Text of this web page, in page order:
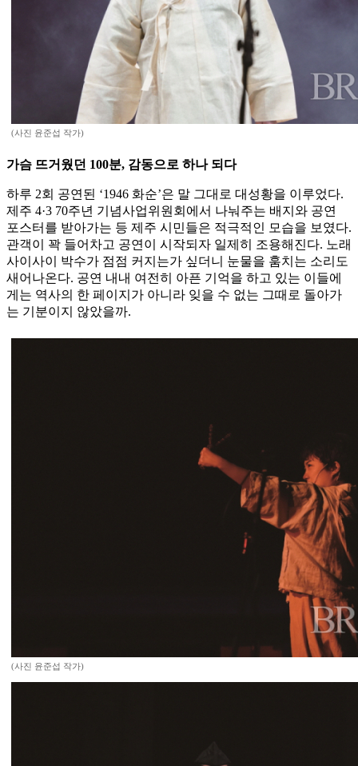
(사진 윤준섭 작가)
가슴 뜨거웠던 100분, 감동으로 하나 되다
하루 2회 공연된 ‘1946 화순’은 말 그대로 대성황을 이루었다.
제주 4·3 70주년 기념사업위원회에서 나눠주는 배지와 공연
포스터를 받아가는 등 제주 시민들은 적극적인 모습을 보였다.
관객이 꽉 들어차고 공연이 시작되자 일제히 조용해진다. 노래
사이사이 박수가 점점 커지는가 싶더니 눈물을 훔치는 소리도
새어나온다. 공연 내내 여전히 아픈 기억을 하고 있는 이들에
게는 역사의 한 페이지가 아니라 잊을 수 없는 그때로 돌아가
는 기분이지 않았을까.
(사진 윤준섭 작가)